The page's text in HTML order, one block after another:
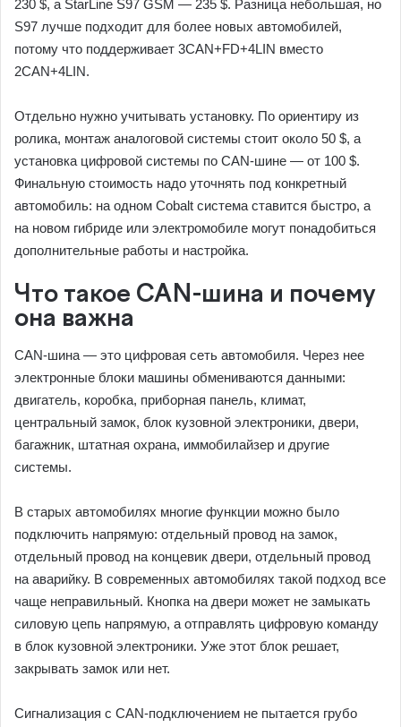
230 $, а StarLine S97 GSM — 235 $. Разница небольшая, но
S97 лучше подходит для более новых автомобилей,
потому что поддерживает 3CAN+FD+4LIN вместо
2CAN+4LIN.
Отдельно нужно учитывать установку. По ориентиру из
ролика, монтаж аналоговой системы стоит около 50 $, а
установка цифровой системы по CAN-шине — от 100 $.
Финальную стоимость надо уточнять под конкретный
автомобиль: на одном Cobalt система ставится быстро, а
на новом гибриде или электромобиле могут понадобиться
дополнительные работы и настройка.
Что такое CAN-шина и почему
она важна
CAN-шина — это цифровая сеть автомобиля. Через нее
электронные блоки машины обмениваются данными:
двигатель, коробка, приборная панель, климат,
центральный замок, блок кузовной электроники, двери,
багажник, штатная охрана, иммобилайзер и другие
системы.
В старых автомобилях многие функции можно было
подключить напрямую: отдельный провод на замок,
отдельный провод на концевик двери, отдельный провод
на аварийку. В современных автомобилях такой подход все
чаще неправильный. Кнопка на двери может не замыкать
силовую цепь напрямую, а отправлять цифровую команду
в блок кузовной электроники. Уже этот блок решает,
закрывать замок или нет.
Сигнализация с CAN-подключением не пытается грубо